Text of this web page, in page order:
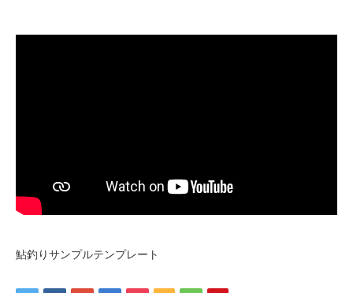
鮎釣りサンプルテンプレート